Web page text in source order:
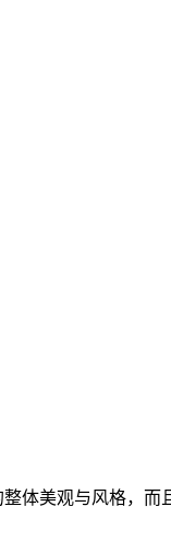
体美观与风格，